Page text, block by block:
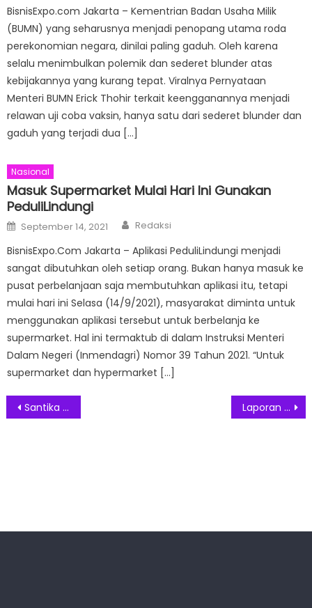
BisnisExpo.com Jakarta – Kementrian Badan Usaha Milik
(BUMN) yang seharusnya menjadi penopang utama roda
perekonomian negara, dinilai paling gaduh. Oleh karena
selalu menimbulkan polemik dan sederet blunder atas
kebijakannya yang kurang tepat. Viralnya Pernyataan
Menteri BUMN Erick Thohir terkait keengganannya menjadi
relawan uji coba vaksin, hanya satu dari sederet blunder dan
gaduh yang terjadi dua […]
Nasional
Masuk Supermarket Mulai Hari Ini Gunakan
PeduliLindungi
Posted
on
September 14, 2021 Author
Redaksi
BisnisExpo.Com Jakarta – Aplikasi PeduliLindungi menjadi
sangat dibutuhkan oleh setiap orang. Bukan hanya masuk ke
pusat perbelanjaan saja membutuhkan aplikasi itu, tetapi
mulai hari ini Selasa (14/9/2021), masyarakat diminta untuk
menggunakan aplikasi tersebut untuk berbelanja ke
supermarket. Hal ini termaktub di dalam Instruksi Menteri
Dalam Negeri (Inmendagri) Nomor 39 Tahun 2021. “Untuk
supermarket dan hypermarket […]
Post
Santika Premiere Hayam Wuruk Hadirkan Menu Terbaru “Wagyu Fusion Fest” Laporan Garmin: Aktivitas HIIT dan Lari Jadi Olahraga Terpopuler Sepanjang 2023